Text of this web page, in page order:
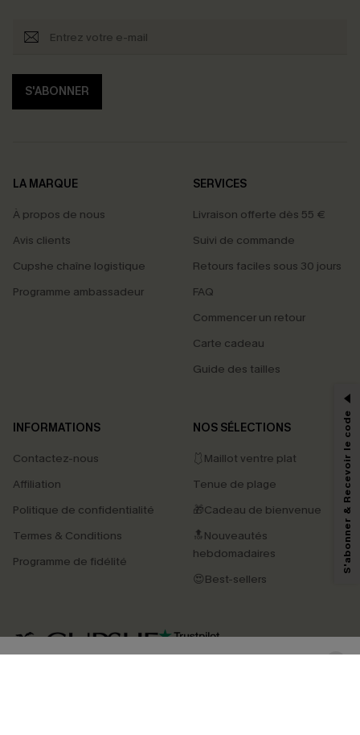
S'ABONNER
LA MARQUE
À propos de nous
Avis clients
Cupshe chaîne logistique
Programme ambassadeur
SERVICES
Livraison offerte dès 55 €
Suivi de commande
Retours faciles sous 30 jours
FAQ
Commencer un retour
Carte cadeau
Guide des tailles
INFORMATIONS
Contactez-nous
Affiliation
Politique de confidentialité
Termes & Conditions
Programme de fidélité
NOS SÉLECTIONS
🩱Maillot ventre plat
Tenue de plage
🎁Cadeau de bienvenue
🔝Nouveautés
hebdomadaires
😍Best-sellers
4.4
PROFITEZ DE -15%
marketing (y compris du contenu généré par l'IA) de Cupshe et
pouvons utiliser les données collectées sur notre site ainsi que des
savoir si ceux-ci ont été ouverts, de mesurer votre engagement, de
personnaliser nos contenus et nos offres, et de vous recommander des
produits susceptibles de vous intéresser, conformément à notre
Politique de
. Vous pouvez vous désabonner à tout moment.
S'abonner & Recevoir le code